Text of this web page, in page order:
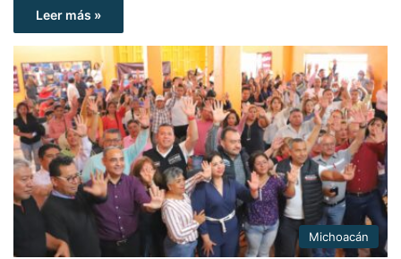
Leer más »
Michoacán